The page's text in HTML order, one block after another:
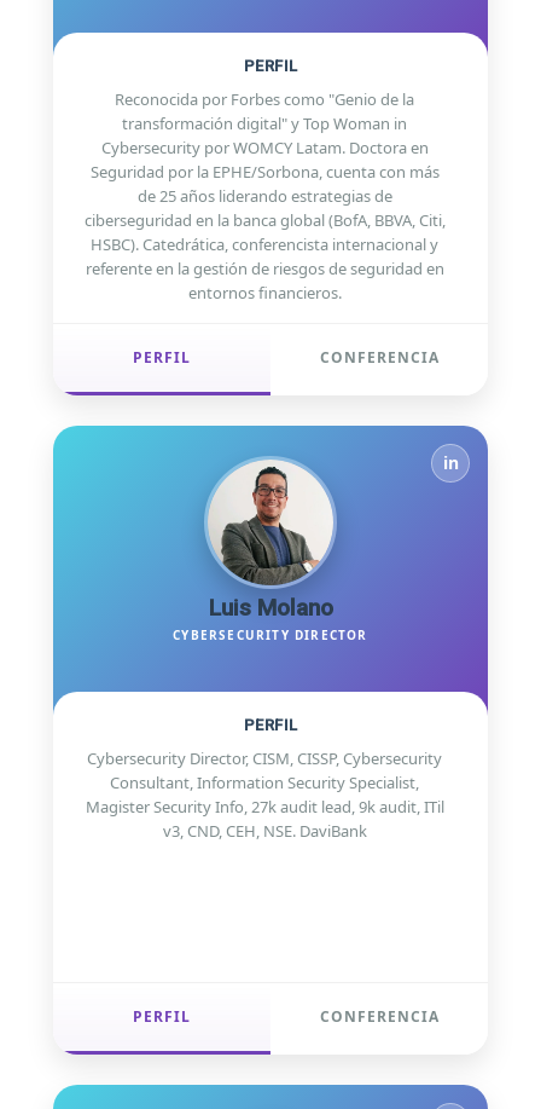
PERFIL
Reconocida por Forbes como "Genio de la
transformación digital" y Top Woman in
Cybersecurity por WOMCY Latam. Doctora en
Seguridad por la EPHE/Sorbona, cuenta con más
de 25 años liderando estrategias de
ciberseguridad en la banca global (BofA, BBVA, Citi,
HSBC). Catedrática, conferencista internacional y
referente en la gestión de riesgos de seguridad en
entornos financieros.
PERFIL CONFERENCIA
in
Luis Molano
CYBERSECURITY DIRECTOR
PERFIL
Cybersecurity Director, CISM, CISSP, Cybersecurity
Consultant, Information Security Specialist,
Magister Security Info, 27k audit lead, 9k audit, ITil
v3, CND, CEH, NSE. DaviBank
PERFIL CONFERENCIA